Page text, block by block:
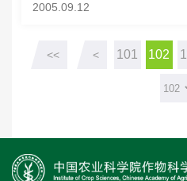
的人类所驯化和培育的这种植物
2005.09.12
<< < 101 102